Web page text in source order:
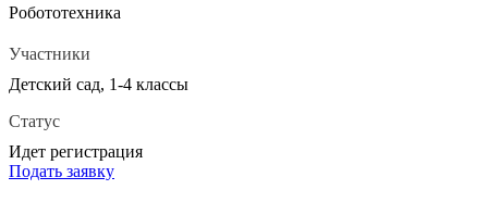
Робототехника
Участники
Детский сад, 1-4 классы
Статус
Идет регистрация
Подать заявку